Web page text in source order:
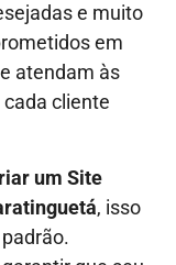
e muito
em
atendam às
cliente
um Site
, isso